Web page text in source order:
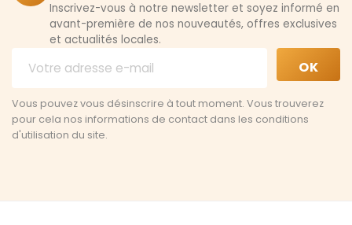
Inscrivez-vous à notre newsletter et soyez informé en
avant-première de nos nouveautés, offres exclusives
et actualités locales.
Vous pouvez vous désinscrire à tout moment. Vous trouverez
pour cela nos informations de contact dans les conditions
d'utilisation du site.